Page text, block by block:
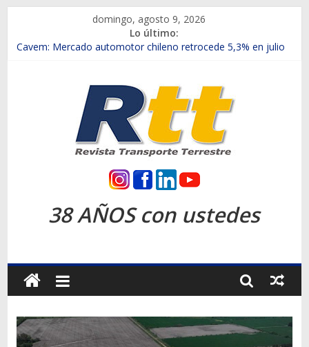
contenido
domingo, agosto 9, 2026
Lo último:
Chile es el primer mercado internacional en lanzar la nueva
Salfa suma vehículos electrificados de Chevrolet en el Biobío
Samex amplía su red con nuevas sucursales en Rancagua y
SINOTRUK Pick-ups presentó la recién estrenada Bolden en
la Expo Compras Públicas 2026
Revista
Transporte
Terrestre
Autos,
camiones,
38 AÑOS con ustedes